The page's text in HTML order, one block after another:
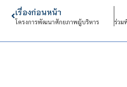
เรื่องก่อนหน้า
โครงการพัฒนาศักยภาพผู้บริหาร